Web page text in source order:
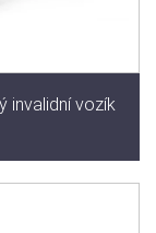
invalidní vozík